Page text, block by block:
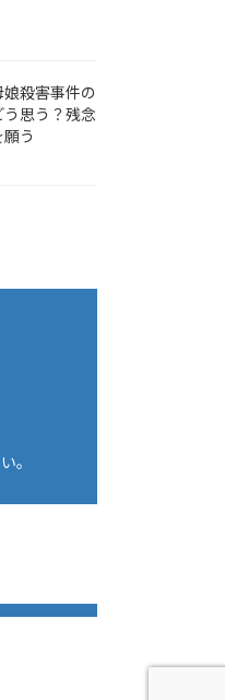
殺害事件の
思う？残念
う
。